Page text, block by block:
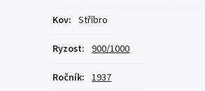
Kov: Stříbro
Ryzost: 900/1000
Ročník: 1937